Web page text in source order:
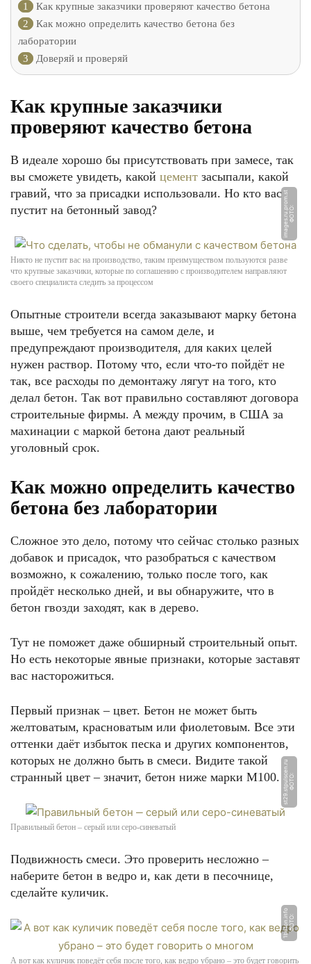
1
Как крупные заказчики проверяют качество бетона
2
Как можно определить качество бетона без
лаборатории
3
Доверяй и проверяй
Как крупные заказчики
проверяют качество бетона
В идеале хорошо бы присутствовать при замесе, так
вы сможете увидеть, какой цемент засыпали, какой
гравий, что за присадки использовали. Но кто вас
пустит на бетонный завод?
Ф
О
Т
О:
i
m
a
g
e
s.
r
u.
p
r
o
m.
s
t
Никто не пустит вас на производство, таким преимуществом пользуются разве
что крупные заказчики, которые по соглашению с производителем направляют
своего специалиста следить за процессом
Опытные строители всегда заказывают марку бетона
выше, чем требуется на самом деле, и
предупреждают производителя, для каких целей
нужен раствор. Потому что, если что-то пойдёт не
так, все расходы по демонтажу лягут на того, кто
делал бетон. Так вот правильно составляют договора
строительные фирмы. А между прочим, в США за
махинации с маркой бетона дают реальный
уголовный срок.
Как можно определить качество
бетона без лаборатории
Сложное это дело, потому что сейчас столько разных
добавок и присадок, что разобраться с качеством
возможно, к сожалению, только после того, как
пройдёт несколько дней, и вы обнаружите, что в
бетон гвозди заходят, как в дерево.
Тут не поможет даже обширный строительный опыт.
Но есть некоторые явные признаки, которые заставят
вас насторожиться.
Первый признак – цвет. Бетон не может быть
желтоватым, красноватым или фиолетовым. Все эти
оттенки даёт избыток песка и других компонентов,
которых не должно быть в смеси. Видите такой
странный цвет – значит, бетон ниже марки М100.
Ф
О
Т
О:
s
t
2
9.
s
t
p
ul
s
c
e
n.
r
u
Правильный бетон ‒ серый или серо-синеватый
Подвижность смеси. Это проверить несложно –
наберите бетон в ведро и, как дети в песочнице,
сделайте куличик.
Ф
О
Т
О:
1
b
e
t
o
n.i
n
f
o
А вот как куличик поведёт себя после того, как ведро убрано – это будет говорить